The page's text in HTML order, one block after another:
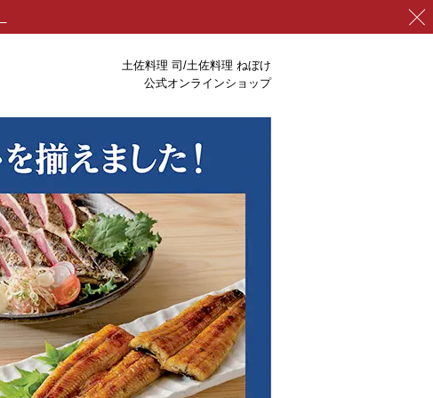
土佐料理 司/土佐料理 ねぼけ
公式オンラインショップ